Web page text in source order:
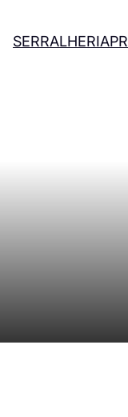
SERRALHERIA